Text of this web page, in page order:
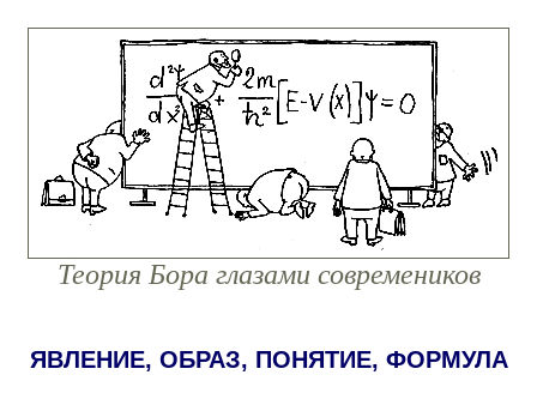
Теория Бора глазами современиков
ЯВЛЕНИЕ, ОБРАЗ, ПОНЯТИЕ, ФОРМУЛА